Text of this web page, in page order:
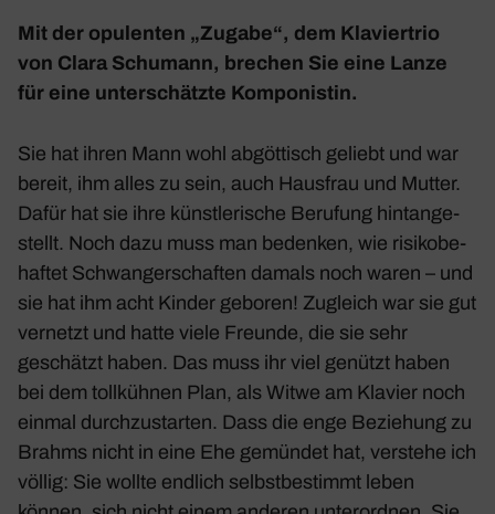
Mit der opulenten „Zugabe“, dem Klavier­trio
von Clara Schu­mann, brechen Sie eine Lanze
für eine unter­schätzte Kompo­nistin.
Sie hat ihren Mann wohl abgöt­tisch geliebt und war
bereit, ihm alles zu sein, auch Haus­frau und Mutter.
Dafür hat sie ihre künst­le­ri­sche Beru­fung hint­an­ge­
stellt. Noch dazu muss man bedenken, wie risi­ko­be­
haftet Schwan­ger­schaften damals noch waren – und
sie hat ihm acht Kinder geboren! Zugleich war sie gut
vernetzt und hatte viele Freunde, die sie sehr
geschätzt haben. Das muss ihr viel genützt haben
bei dem toll­kühnen Plan, als Witwe am Klavier noch
einmal durch­zu­starten. Dass die enge Bezie­hung zu
Brahms nicht in eine Ehe gemündet hat, verstehe ich
völlig: Sie wollte endlich selbst­be­stimmt leben